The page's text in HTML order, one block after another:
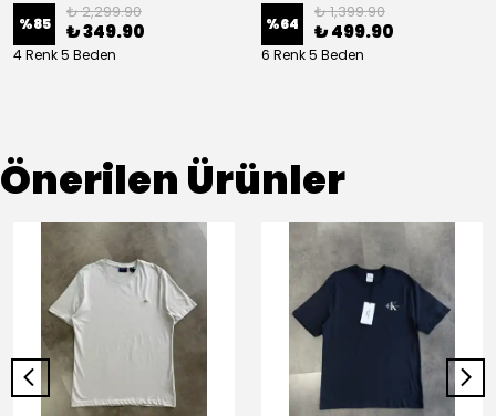
%85
₺ 2,299.90
₺ 349.90
4 Renk 5 Beden
%64
₺ 1,399.90
₺ 499.90
6 Renk 5 Beden
Önerilen Ürünler